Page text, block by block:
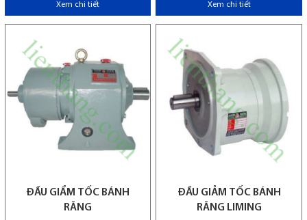
Xem chi tiết Xem chi tiết
ĐẦU GIẨM TỐC BÁNH
RĂNG
ĐẦU GIẢM TỐC BÁNH
RĂNG LIMING